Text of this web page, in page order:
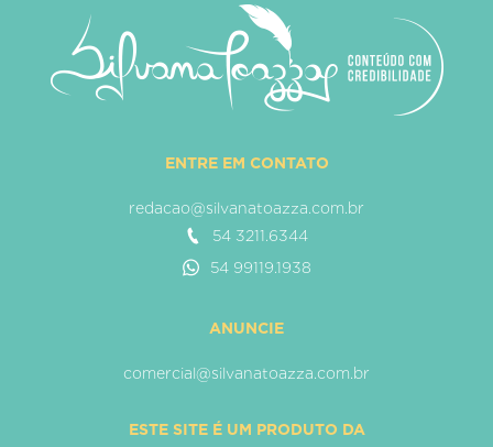
ENTRE EM CONTATO
redacao@silvanatoazza.com.br
54 3211.6344
54 99119.1938
ANUNCIE
comercial@silvanatoazza.com.br
ESTE SITE É UM PRODUTO DA